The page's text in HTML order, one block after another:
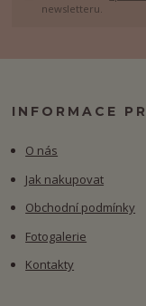
newsletteru.
INFORMACE
O nás
Jak nakupovat
Obchodní podmínky
Fotogalerie
Kontakty